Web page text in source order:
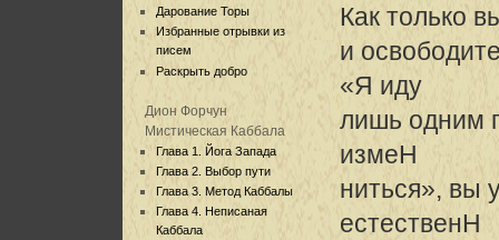
Дарование Торы
Избранные отрывки из
писем
Раскрыть добро
Дион Форчун
Мистическая Каббала
Глава 1. Йога Запада
Глава 2. Выбор пути
Глава 3. Метод Каббалы
Глава 4. Неписаная
Каббала
Как только
и
«Я иду
лишь одним
измеH
ниться», вы
естественH